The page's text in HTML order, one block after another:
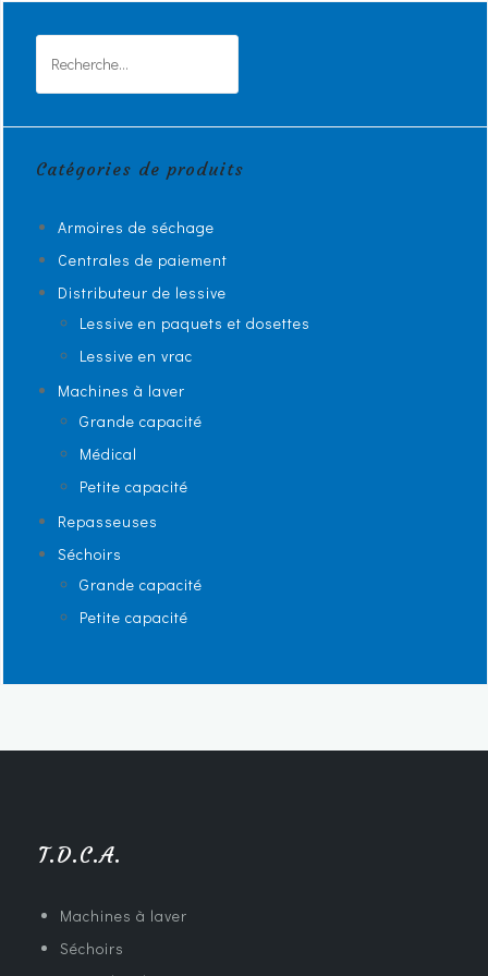
Catégories de produits
Armoires de séchage
Centrales de paiement
Distributeur de lessive
Lessive en paquets et dosettes
Lessive en vrac
Machines à laver
Grande capacité
Médical
Petite capacité
Repasseuses
Séchoirs
Grande capacité
Petite capacité
T.D.C.A.
Machines à laver
Séchoirs